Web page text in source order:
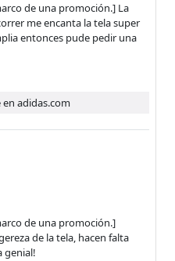
de una promoción.] La
me encanta la tela super
entonces pude pedir una
adidas.com
de una promoción.]
de la tela, hacen falta
genial!